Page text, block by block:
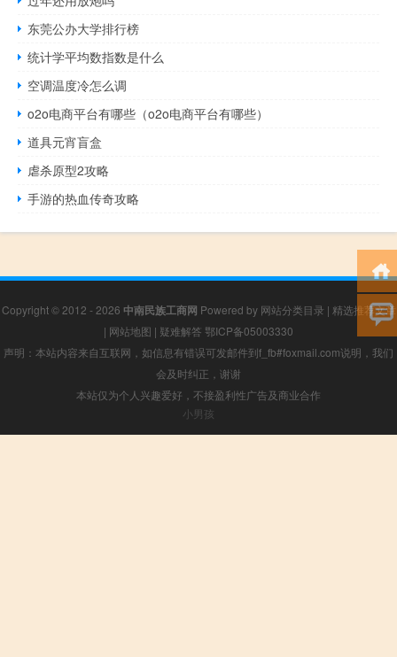
东莞公办大学排行榜
统计学平均数指数是什么
空调温度冷怎么调
o2o电商平台有哪些（o2o电商平台有哪些）
道具元宵盲盒
虐杀原型2攻略
手游的热血传奇攻略
Copyright © 2012 - 2026 中南民族工商网 Powered by 网站分类目录 | 精选推荐文章
| 网站地图 | 疑难解答 鄂ICP备05003330
声明：本站内容来自互联网，如信息有错误可发邮件到f_fb#foxmail.com说明，我们
会及时纠正，谢谢
本站仅为个人兴趣爱好，不接盈利性广告及商业合作
小男孩